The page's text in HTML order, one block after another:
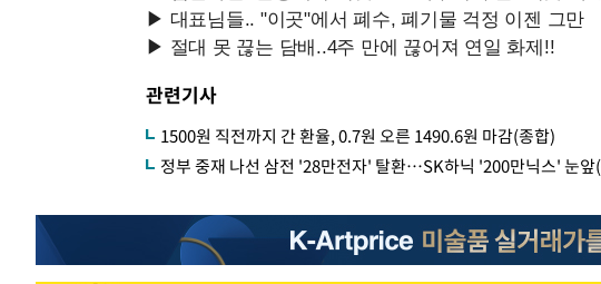
관련기사
1500원 직전까지 간 환율, 0.7원 오른 1490.6원 마감(종합)
정부 중재 나선 삼전 '28만전자' 탈환…SK하닉 '200만닉스' 눈앞